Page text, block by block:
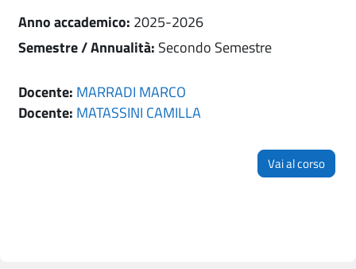
Anno accademico: 2025-2026
Semestre / Annualità: Secondo Semestre
Docente: MARRADI MARCO
Docente: MATASSINI CAMILLA
Vai al corso